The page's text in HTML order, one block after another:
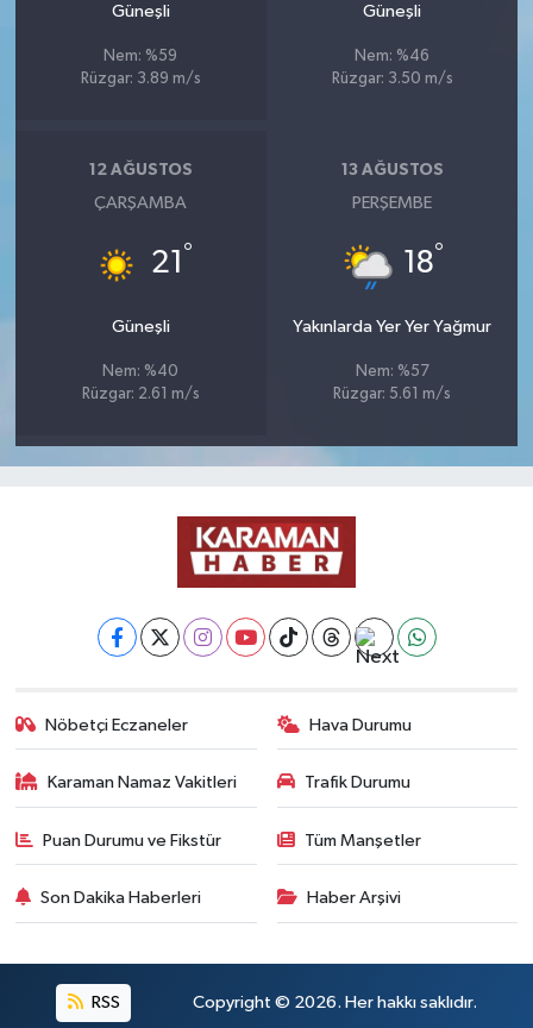
Güneşli
Nem: %59
Rüzgar: 3.89 m/s
Güneşli
Nem: %46
Rüzgar: 3.50 m/s
12 AĞUSTOS
ÇARŞAMBA
21 °
Güneşli
Nem: %40
Rüzgar: 2.61 m/s
13 AĞUSTOS
PERŞEMBE
18°
Yakınlarda Yer Yer Yağmur
Nem: %57
Rüzgar: 5.61 m/s
Nöbetçi Eczaneler Hava Durumu
Karaman Namaz Vakitleri Trafik Durumu
Puan Durumu ve Fikstür Tüm Manşetler
Son Dakika Haberleri Haber Arşivi
RSS Copyright © 2026. Her hakkı saklıdır.